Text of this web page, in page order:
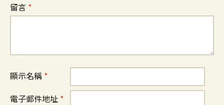
留言 *
顯示名稱 *
電子郵件地址 *